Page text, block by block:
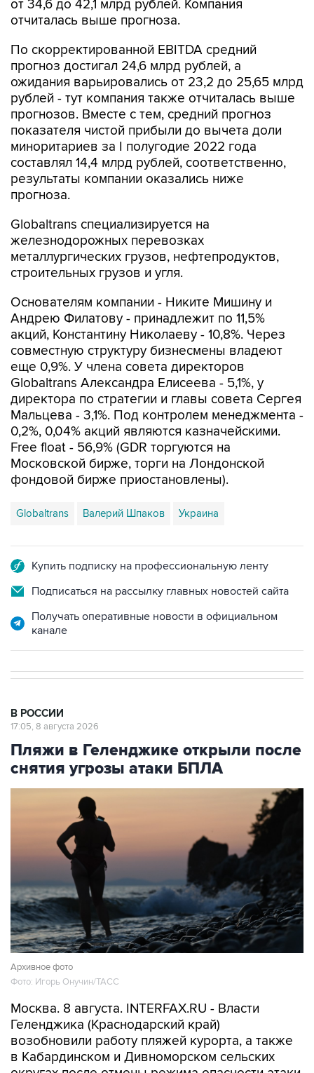
По скорректированной EBITDA средний
ожидания варьировались от 23,2 до 25,65 млрд
рублей - тут компания также отчиталась выше
прогнозов. Вместе с тем, средний прогноз
показателя чистой прибыли до вычета доли
миноритариев за I полугодие 2022 года
составлял 14,4 млрд рублей, соответственно,
результаты компании оказались ниже
прогноза.
Globaltrans специализируется на
металлургических грузов, нефтепродуктов,
строительных грузов и угля.
Основателям компании - Никите Мишину и
акций, Константину Николаеву - 10,8%. Через
совместную структуру бизнесмены владеют
еще 0,9%. У члена совета директоров
Globaltrans Александра Елисеева - 5,1%, у
директора по стратегии и главы совета Сергея
Мальцева - 3,1%. Под контролем менеджмента -
0,2%, 0,04% акций являются казначейскими.
Free float - 56,9% (GDR торгуются на
Московской бирже, торги на Лондонской
фондовой бирже приостановлены).
Globaltrans Валерий Шпаков Украина
Подписаться на рассылку главных новостей сайта
Получать оперативные новости в официальном
Пляжи в Геленджике открыли после
снятия угрозы атаки БПЛА
Архивное фото
Фото: Игорь Онучин/ТАСС
Москва. 8 августа. INTERFAX.RU - Власти
возобновили работу пляжей курорта, а также
в Кабардинском и Дивноморском сельских
округах после отмены режима опасности атаки
БПЛА, сообщил глава города Алексей